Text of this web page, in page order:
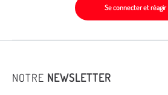
Se connecter et réagir
NOTRE NEWSLETTER